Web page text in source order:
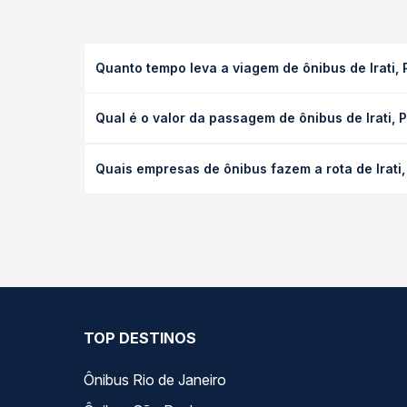
Quanto tempo leva a viagem de ônibus de Irati,
executivo ou leito) e as condições de tráfego. Na
Qual é o valor da passagem de ônibus de Irati,
poltrona e a antecedência da compra. Na Quero
Quais empresas de ônibus fazem a rota de
TOP DESTINOS
Ônibus Rio de Janeiro